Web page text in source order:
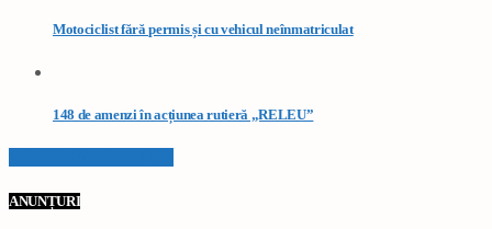
Motociclist fără permis și cu vehicul neînmatriculat
148 de amenzi în acțiunea rutieră „RELEU”
ANUNȚURI